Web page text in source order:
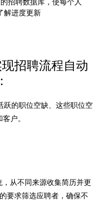
招聘数据库，使每个人
解进度更新
招聘流程自动
的职位空缺、这些职位空
户。
从不同来源收集简历并更
要求筛选应聘者，确保不